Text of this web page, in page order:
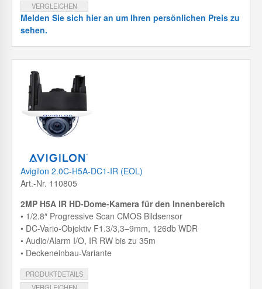
VERGLEICHEN
Melden Sie sich hier an um Ihren persönlichen Preis zu
sehen.
Avigilon 2.0C-H5A-DC1-IR (EOL)
Art.-Nr. 110805
2MP H5A IR HD-Dome-Kamera für den Innenbereich
• 1/2.8″ Progressive Scan CMOS Bildsensor
• DC-Vario-Objektiv F1.3/3,3–9mm, 126db WDR
• Audio/Alarm I/O, IR RW bis zu 35m
• Deckeneinbau-Variante
PRODUKTDETAILS